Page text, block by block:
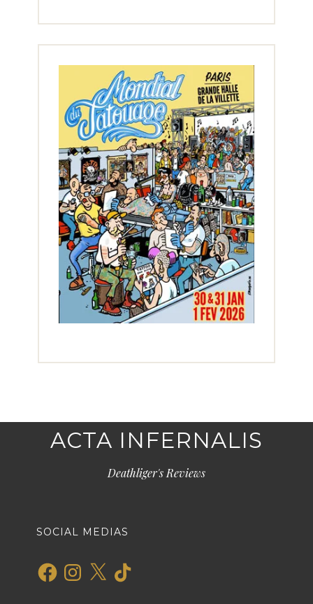
ACTA INFERNALIS
Deathliger's Reviews
SOCIAL MEDIAS
FacebookInstagram
X TikTok